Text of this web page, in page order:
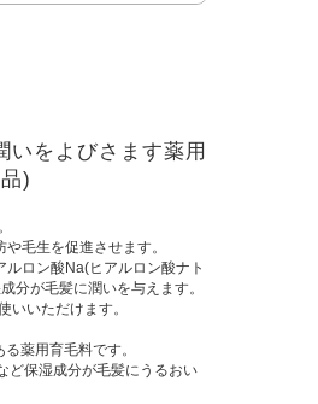
いをよびさます薬用
)
毛生を促進させます。
ロン酸Na(ヒアルロン酸ナト
分が毛髪に潤いを与えます。
いいただけます。
薬用育毛料です。
ど保湿成分が毛髪にうるおい